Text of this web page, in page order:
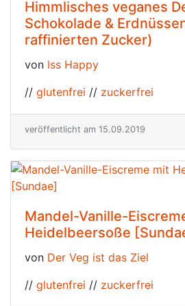
Himmlisches veganes
Schokolade &
raffinierten Zucker)
von Iss Happy
// glutenfrei // zuckerfrei
veröffentlicht am 15.09.2019
Mandel-Vanille-
Heidelbeersoße
von Der Veg ist das Ziel
// glutenfrei // zuckerfrei